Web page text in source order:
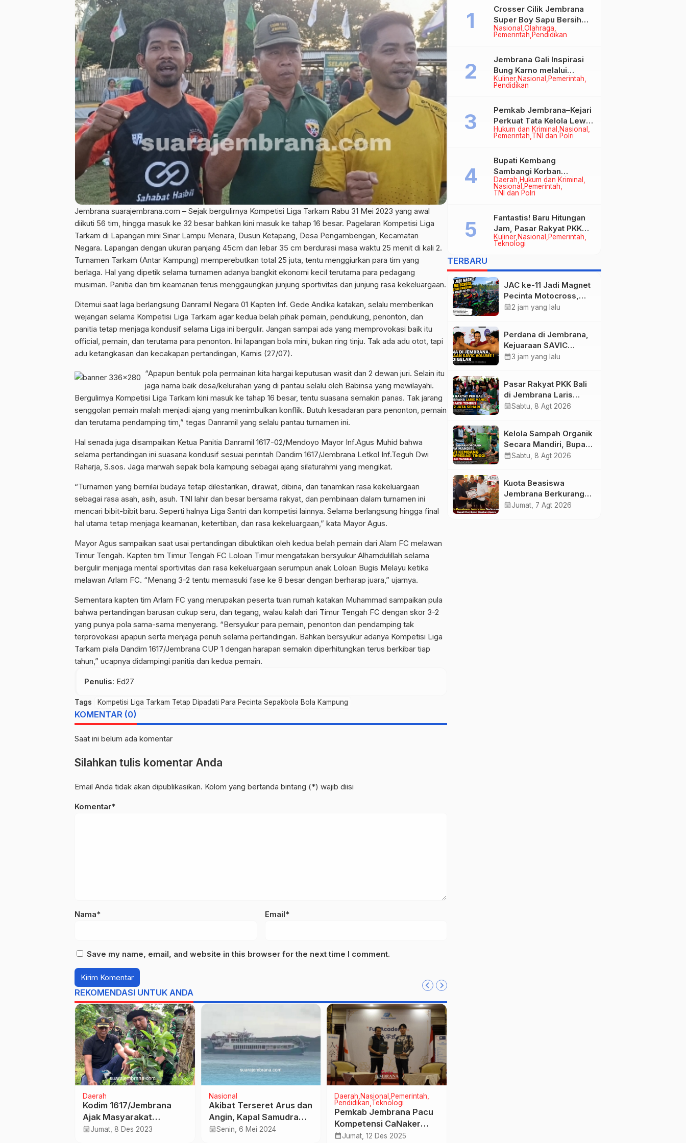
Jembrana suarajembrana.com – Sejak bergulirnya Kompetisi Liga Tarkam Rabu 31 Mei 2023 yang awal
diikuti 56 tim, hingga masuk ke 32 besar bahkan kini masuk ke tahap 16 besar. Pagelaran Kompetisi Liga
Tarkam di Lapangan mini Sinar Lampu Menara, Dusun Ketapang, Desa Pengambengan, Kecamatan
Negara. Lapangan dengan ukuran panjang 45cm dan lebar 35 cm berdurasi masa waktu 25 menit di kali 2.
Turnamen Tarkam (Antar Kampung) memperebutkan total 25 juta, tentu menggiurkan para tim yang
berlaga. Hal yang dipetik selama turnamen adanya bangkit ekonomi kecil terutama para pedagang
musiman. Panitia dan tim keamanan terus menggaungkan junjung sportivitas dan junjung rasa kekeluargaan.
Ditemui saat laga berlangsung Danramil Negara 01 Kapten Inf. Gede Andika katakan, selalu memberikan
wejangan selama Kompetisi Liga Tarkam agar kedua belah pihak pemain, pendukung, penonton, dan
panitia tetap menjaga kondusif selama Liga ini bergulir. Jangan sampai ada yang memprovokasi baik itu
official, pemain, dan terutama para penonton. Ini lapangan bola mini, bukan ring tinju. Tak ada adu otot, tapi
adu ketangkasan dan kecakapan pertandingan, Kamis (27/07).
“Apapun bentuk pola permainan kita hargai keputusan wasit dan 2 dewan juri. Selain itu
jaga nama baik desa/kelurahan yang di pantau selalu oleh Babinsa yang mewilayahi.
Bergulirnya Kompetisi Liga Tarkam kini masuk ke tahap 16 besar, tentu suasana semakin panas. Tak jarang
senggolan pemain malah menjadi ajang yang menimbulkan konflik. Butuh kesadaran para penonton, pemain
dan terutama pendamping tim,” tegas Danramil yang selalu pantau turnamen ini.
Hal senada juga disampaikan Ketua Panitia Danramil 1617-02/Mendoyo Mayor Inf.Agus Muhid bahwa
selama pertandingan ini suasana kondusif sesuai perintah Dandim 1617/Jembrana Letkol Inf.Teguh Dwi
Raharja, S.sos. Jaga marwah sepak bola kampung sebagai ajang silaturahmi yang mengikat.
“Turnamen yang bernilai budaya tetap dilestarikan, dirawat, dibina, dan tanamkan rasa kekeluargaan
sebagai rasa asah, asih, asuh. TNI lahir dan besar bersama rakyat, dan pembinaan dalam turnamen ini
mencari bibit-bibit baru. Seperti halnya Liga Santri dan kompetisi lainnya. Selama berlangsung hingga final
hal utama tetap menjaga keamanan, ketertiban, dan rasa kekeluargaan,” kata Mayor Agus.
Mayor Agus sampaikan saat usai pertandingan dibuktikan oleh kedua belah pemain dari Alam FC melawan
Timur Tengah. Kapten tim Timur Tengah FC Loloan Timur mengatakan bersyukur Alhamdulillah selama
bergulir menjaga mental sportivitas dan rasa kekeluargaan serumpun anak Loloan Bugis Melayu ketika
melawan Arlam FC. “Menang 3-2 tentu memasuki fase ke 8 besar dengan berharap juara,” ujarnya.
Sementara kapten tim Arlam FC yang merupakan peserta tuan rumah katakan Muhammad sampaikan pula
bahwa pertandingan barusan cukup seru, dan tegang, walau kalah dari Timur Tengah FC dengan skor 3-2
yang punya pola sama-sama menyerang. “Bersyukur para pemain, penonton dan pendamping tak
terprovokasi apapun serta menjaga penuh selama pertandingan. Bahkan bersyukur adanya Kompetisi Liga
Tarkam piala Dandim 1617/Jembrana CUP 1 dengan harapan semakin diperhitungkan terus berkibar tiap
tahun,” ucapnya didampingi panitia dan kedua pemain.
Penulis: Ed27
Tags Kompetisi Liga Tarkam Tetap Dipadati Para Pecinta Sepakbola Bola Kampung
KOMENTAR (0)
Saat ini belum ada komentar
Silahkan tulis komentar Anda
Email Anda tidak akan dipublikasikan. Kolom yang bertanda bintang (*) wajib diisi
Komentar*
Nama* Email*
Save my name, email, and website in this browser for the next time I comment.
REKOMENDASI UNTUK ANDA
Daerah
Kodim 1617/Jembrana
Ajak Masyarakat
Menanam Pohon
calendar_monthJumat, 8 Des 2023
Nasional
Akibat Terseret Arus dan
Angin, Kapal Samudra
Utama Kandas di Selat
calendar_monthSenin, 6 Mei 2024
Daerah Nasional
Pemerintah
Pendidikan Teknologi
Pemkab Jembrana Pacu
Kompetensi CaNaker
Untuk Pasar Kerja Ke
calendar_monthJumat, 12 Des 2025
Nasional Olahraga
Pemerintah Pendidikan
Crosser Cilik Jembrana
Super Boy Sapu Bersih
Empat Gelar Motocross
Kuliner Nasional
Pemerintah
Pendidikan
Jembrana Gali Inspirasi
Bung Karno melalui
Lomba Cipta Menu
Hukum dan Kriminal
Nasional
Pemerintah TNI dan Polri
Pemkab Jembrana–Kejari
Perkuat Tata Kelola Lewat
Kerja Sama Hukum Datun
Daerah Hukum dan Kriminal
Nasional
Pemerintah
TNI dan Polri
Bupati Kembang
Sambangi Korban
Kebakaran di Manistutu,
Bantuan Disalurkan untuk
Kuliner Nasional
Pemerintah
Teknologi
Fantastis! Baru Hitungan
Jam, Pasar Rakyat PKK
Provinsi Bali di Jembrana
Raup Omzet Ratusan Juta
TERBARU
JAC ke-11 Jadi Magnet
Pecinta Motocross,
Ribuan Crosser
calendar_month2 jam yang lalu
Perdana di Jembrana,
Kejuaraan SAVIC
Volume 1 Resmi
calendar_month3 jam yang lalu
Pasar Rakyat PKK Bali
di Jembrana Laris
Manis, Transaksi
calendar_monthSabtu, 8 Agt 2026
Kelola Sampah Organik
Secara Mandiri, Bupati
Kembang Beri
calendar_monthSabtu, 8 Agt 2026
Kuota Beasiswa
Jembrana Berkurang,
Bupati Kembang
calendar_monthJumat, 7 Agt 2026